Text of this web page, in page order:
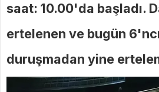
saat: 10.00'da başladı.
ertelenen ve bugün
duruşmadan yine